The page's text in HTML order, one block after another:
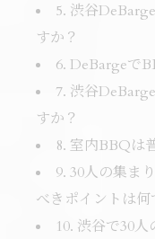
5. 渋谷
すか？
6. DeBargeで
7. 渋谷
すか？
8. 室内BBQは
9. 30人の集ま
べきポイントは何
10. 渋谷で30